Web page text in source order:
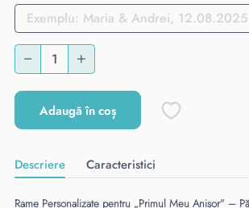
Adaugă în coș
Descriere Caracteristici
Rame Personalizate pentru „Primul Meu Anișor” –